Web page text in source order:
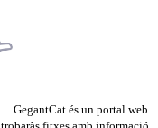
GegantCat és un portal web